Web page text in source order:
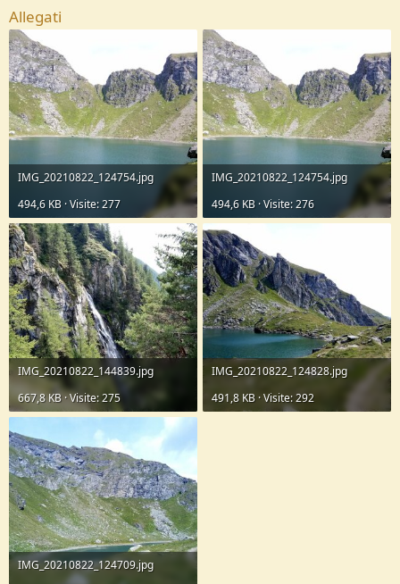
Allegati
IMG_20210822_124754.jpg
494,6 KB · Visite: 277
IMG_20210822_124754.jpg
494,6 KB · Visite: 276
IMG_20210822_144839.jpg
667,8 KB · Visite: 275
IMG_20210822_124828.jpg
491,8 KB · Visite: 292
IMG_20210822_124709.jpg